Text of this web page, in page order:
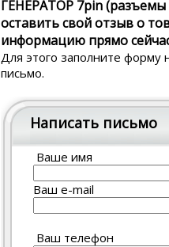
ГЕНЕРАТОР 7pin (разъемы
оставить свой отзыв о
информацию прямо
Для этого заполните форму
письмо.
Написать письмо
Ваше имя
Ваш e-mail
Ваш телефон